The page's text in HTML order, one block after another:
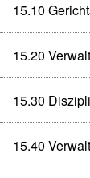
15.10
15.20
15.30
15.40